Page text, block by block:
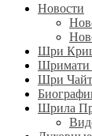
Новости
Шри
Шримати
Шри
Шрила